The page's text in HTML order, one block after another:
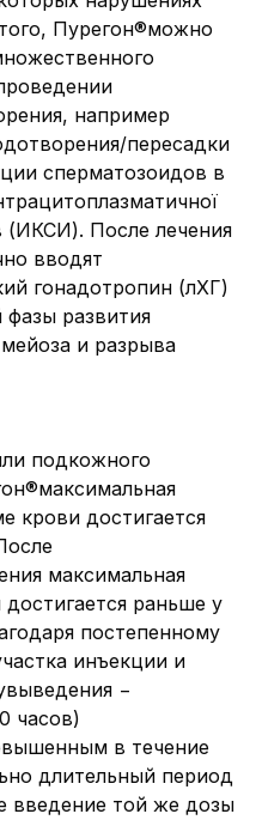
Пурегон®можно
например
пересадки
сперматозоидов в
(ИКСИ). После лечения
вводят
гонадотропин (лХГ)
фазы развития
и разрыва
подкожного
крови достигается
максимальная
раньше у
постепенному
инъекции и
−
часов)
в течение
длительный период
введение той же дозы